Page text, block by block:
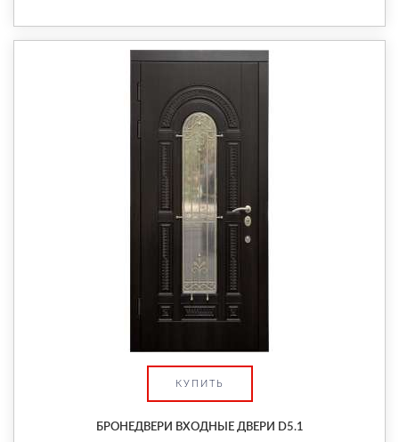
КУПИТЬ
БРОНЕДВЕРИ ВХОДНЫЕ ДВЕРИ D5.1